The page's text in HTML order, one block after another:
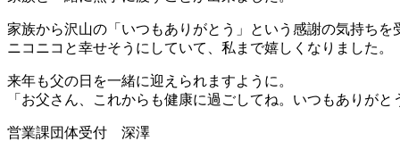
家族から沢山の「いつもありがとう」という感謝の気持ちを
ニコニコと幸せそうにしていて、私まで嬉しくなりました。
来年も父の日を一緒に迎えられますように。
「お父さん、これからも健康に過ごしてね。いつもありがと
営業課団体受付 深澤